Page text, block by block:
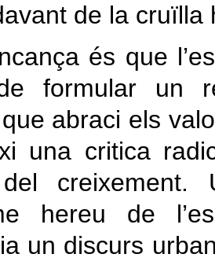
de la
és que
formular un
abraci els
una critica
del
hereu de
un discurs